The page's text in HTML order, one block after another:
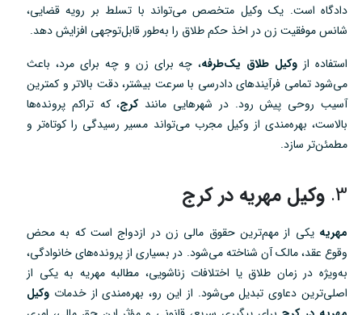
دادگاه است. یک وکیل متخصص می‌تواند با تسلط بر رویه قضایی،
شانس موفقیت زن در اخذ حکم طلاق را به‌طور قابل‌توجهی افزایش دهد.
استفاده از وکیل طلاق یک‌طرفه، چه برای زن و چه برای مرد، باعث
می‌شود تمامی فرآیندهای دادرسی با سرعت بیشتر، دقت بالاتر و کمترین
آسیب روحی پیش رود. در شهرهایی مانندکرج، که تراکم پرونده‌ها
بالاست، بهره‌مندی از وکیل مجرب می‌تواند مسیر رسیدگی را کوتاه‌تر و
مطمئن‌تر سازد.
3. وکیل مهریه در کرج
مهریه یکی از مهم‌ترین حقوق مالی زن در ازدواج است که به محض
وقوع عقد، مالک آن شناخته می‌شود. در بسیاری از پرونده‌های خانوادگی،
به‌ویژه در زمان طلاق یا اختلافات زناشویی، مطالبه مهریه به یکی از
اصلی‌ترین دعاوی تبدیل می‌شود. از این رو، بهره‌مندی از خدمات وکیل